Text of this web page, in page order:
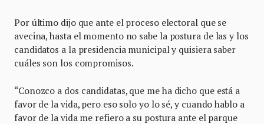
Por último dijo que ante el proceso electoral que se
avecina, hasta el momento no sabe la postura de las y los
candidatos a la presidencia municipal y quisiera saber
cuáles son los compromisos.
“Conozco a dos candidatas, que me ha dicho que está a
favor de la vida, pero eso solo yo lo sé, y cuando hablo a
favor de la vida me refiero a su postura ante el parque